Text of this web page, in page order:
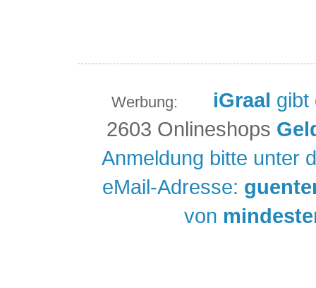
Werbung: iGraal gibt
2603 Onlineshops
Anmeldung bitte unter
eMail-Adresse:
von